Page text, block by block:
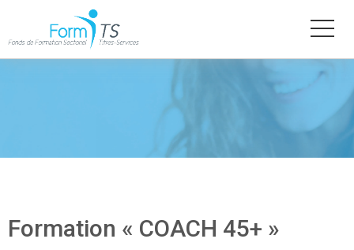
Formation « COACH 45+ »